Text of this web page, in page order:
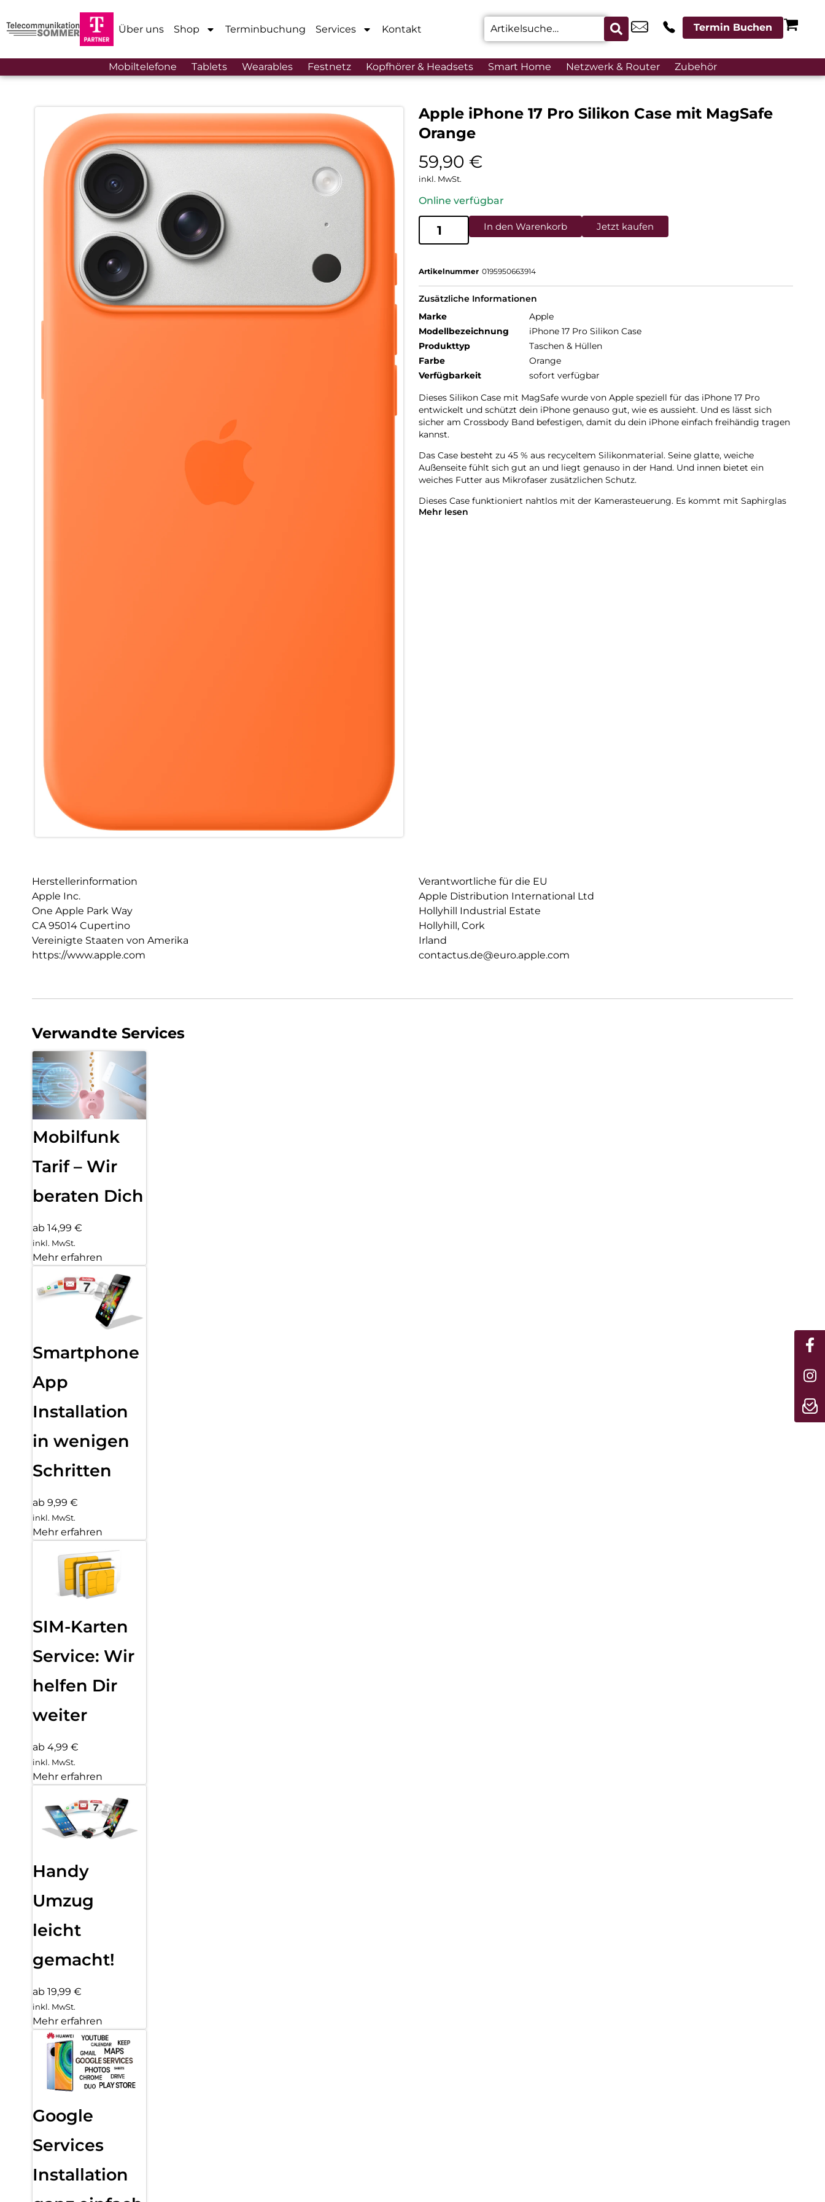
Über uns Shop Terminbuchung Services Kontakt Termin Buchen
Mobiltelefone Tablets Wearables Festnetz Kopfhörer & Headsets Smart Home Netzwerk & Router Zubehör
Apple iPhone 17 Pro Silikon Case mit MagSafe
Orange
59,90 €
inkl. MwSt.
Online verfügbar
In den Warenkorb Jetzt kaufen
Artikelnummer 0195950663914
Zusätzliche Informationen
Marke
Apple
Modellbezeichnung
iPhone 17 Pro Silikon Case
Produkttyp
Taschen & Hüllen
Farbe
Orange
Verfügbarkeit
sofort verfügbar
Dieses Silikon Case mit MagSafe wurde von Apple speziell für das iPhone 17 Pro
entwickelt und schützt dein iPhone genauso gut, wie es aussieht. Und es lässt sich
sicher am Crossbody Band befestigen, damit du dein iPhone einfach freihändig tragen
kannst.
Das Case besteht zu 45 % aus recyceltem Silikon­material. Seine glatte, weiche
Außenseite fühlt sich gut an und liegt genauso in der Hand. Und innen bietet ein
weiches Futter aus Mikrofaser zusätzlichen Schutz.
Dieses Case funktioniert nahtlos mit der Kamera­steuerung. Es kommt mit Saphirglas
mit einer leitenden Schicht, die die Bewegungen deines Fingers zur Kamerasteuerung
Mehr lesen
Herstellerinformation
Apple Inc.
One Apple Park Way
CA 95014 Cupertino
Vereinigte Staaten von Amerika
https://www.apple.com
Verantwortliche für die EU
Apple Distribution International Ltd
Hollyhill Industrial Estate
Hollyhill, Cork
Irland
contactus.de@euro.apple.com
Verwandte Services
Mobilfunk
Tarif – Wir
beraten Dich
ab 14,99 €
inkl. MwSt.
Mehr erfahren
Smartphone
App
Installation
in wenigen
Schritten
ab 9,99 €
inkl. MwSt.
Mehr erfahren
SIM-Karten
Service: Wir
helfen Dir
weiter
ab 4,99 €
inkl. MwSt.
Mehr erfahren
Handy
Umzug
leicht
gemacht!
ab 19,99 €
inkl. MwSt.
Mehr erfahren
Google
Services
Installation